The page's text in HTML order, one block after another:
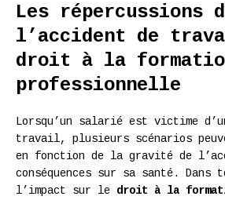
Les répercussions
l’accident de
droit à la
professionnelle
Lorsqu’un salarié est victime
travail, plusieurs scénarios
en fonction de la gravité de
conséquences sur sa santé. Dans
l’impact sur le droit à la